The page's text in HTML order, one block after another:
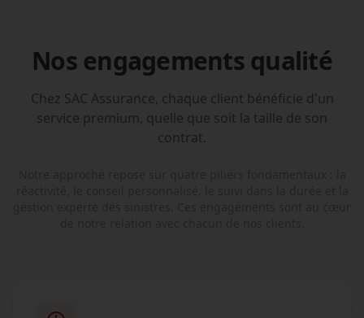
Nos engagements qualité
Chez SAC Assurance, chaque client bénéficie d'un
service premium, quelle que soit la taille de son
contrat.